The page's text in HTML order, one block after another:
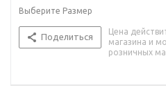
Выберите Размер
Поделиться
Цена
магазина и
розничных